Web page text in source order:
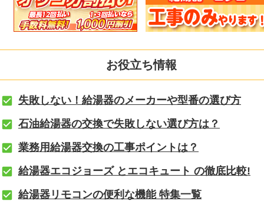
お役立ち情報
失敗しない！給湯器のメーカーや型番の選び方
石油給湯器の交換で失敗しない選び方は？
業務用給湯器交換の工事ポイントは？
給湯器エコジョーズ とエコキュート の徹底比較!
給湯器リモコンの便利な機能 特集一覧